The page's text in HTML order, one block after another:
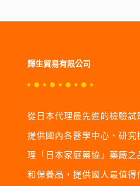
輝生貿易有限公司
從日本代理最先進的檢驗試
提供國內各醫學中心、研究
理「日本家庭藥協」藥廠之
和保養品，提供國人最值得